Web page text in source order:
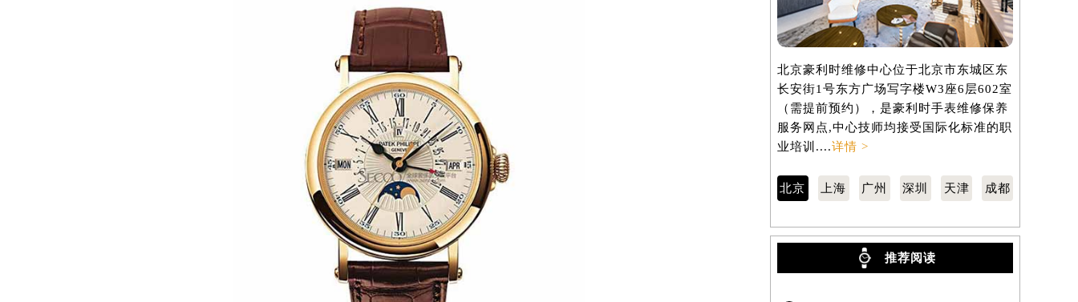
厦门市思明区湖滨东路95号华润大厦写字楼B座11层1104室（需提前预约）
福州市鼓楼区五四路128-1号恒力城写字楼15层03室（需提前预约）
成都市锦江区人民东路6号SAC东原中心写字楼24层2406B室（需提前预约）
重庆市江北区观音桥步行街2号融恒时代广场写字楼9层902室（需提前预约）
长沙市芙蓉区定王台街道建湘路393号世茂环球金融中心写字楼（芙蓉广场）10层13室（需提前预约）
郑州市二七区铭功路10号华润大厦写字楼29层2905室（需提前预约）
太原市迎泽区解放路15号亨得利名表服务中心（品牌授权店）3层整层（需提前预约）
沈阳市沈河区中街路137号亨得利名表服务中心（品牌授权店）1层整层（需提前预约）
沈阳市沈河区中街路83号亨得利名表服务中心（品牌授权店）1层整层（需提前预约）
乌鲁木齐市天山区红山路26号时代广场（CCMALL）C座17层17-B（需提前预约）
温州市鹿城区锦绣路1067号置信广场10层1015室（需提前预约）
哈尔滨市道里区友谊西路600号富力中心T2座写字楼29层03室（需提前预约）
大连市中山区人民路15号国际金融大厦7层G室（需提前预约）
北京豪利时维修中心位于北京市东城区东
长安街1号东方广场写字楼W3座6层602室
（需提前预约），是豪利时手表维修保养
服务网点,中心技师均接受国际化标准的职
业培训....详情 >
北京 上海 广州 深圳 天津 成都
推荐阅读